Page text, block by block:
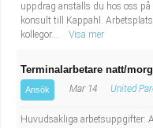
uppdrag anställs du hos oss
konsult till Kappahl.
kollegor...
Visa mer
Terminalarbetare natt/
Ansök Mar 14 United
Huvudsakliga arbetsuppgifter: